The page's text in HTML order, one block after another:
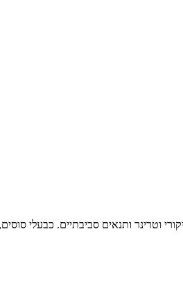
ותנאים סביבתיים. כבעלי